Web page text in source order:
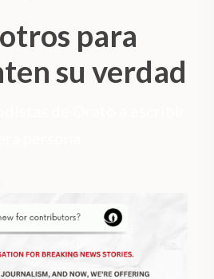
para
su verdad